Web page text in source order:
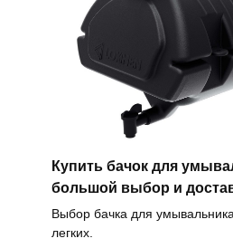
Купить бачок для
большой выбор и
Выбор бачка для
легких.